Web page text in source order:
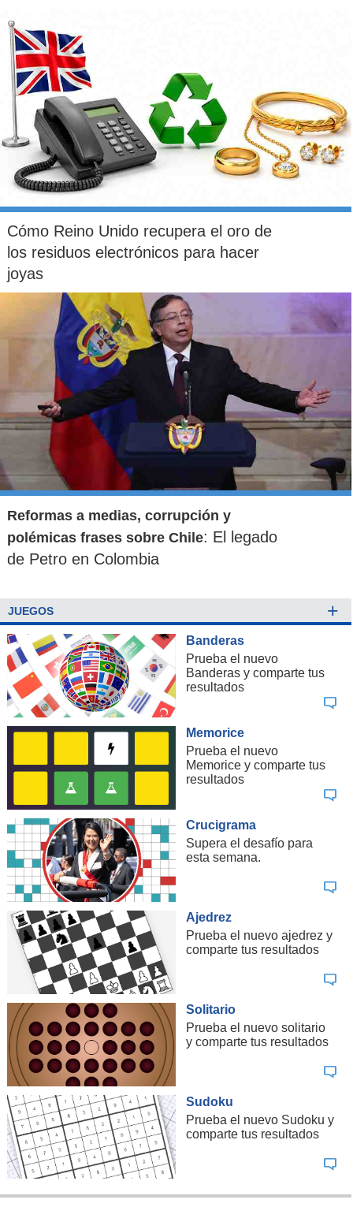
Cómo Reino Unido recupera el oro de
los residuos electrónicos para hacer
joyas
Reformas a medias, corrupción y
polémicas frases sobre Chile: El legado
de Petro en Colombia
JUEGOS +
Banderas
Prueba el nuevo
Banderas y comparte tus
resultados
Memorice
Prueba el nuevo
Memorice y comparte tus
resultados
Crucigrama
Supera el desafío para
esta semana.
Ajedrez
Prueba el nuevo ajedrez y
comparte tus resultados
Solitario
Prueba el nuevo solitario
y comparte tus resultados
Sudoku
Prueba el nuevo Sudoku y
comparte tus resultados